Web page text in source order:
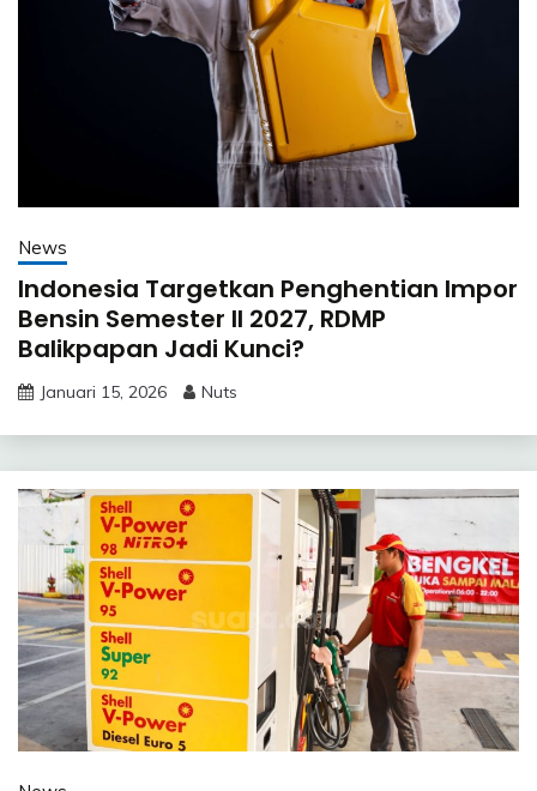
News
Indonesia Targetkan Penghentian Impor
Bensin Semester II 2027, RDMP
Balikpapan Jadi Kunci?
Januari 15, 2026 Nuts